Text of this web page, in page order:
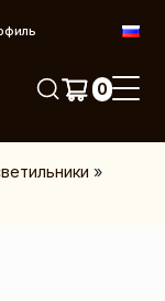
0
»